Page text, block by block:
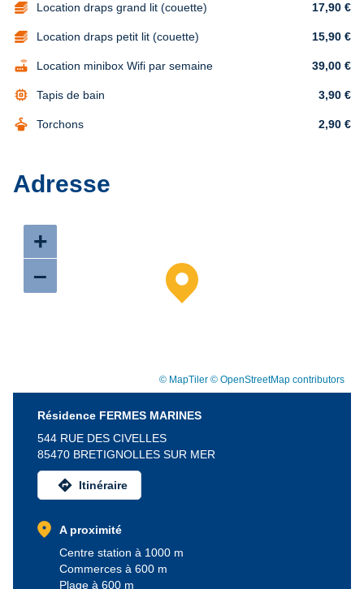
Location draps grand lit (couette) 17,90 €
Location draps petit lit (couette) 15,90 €
router Location minibox Wifi par semaine 39,00 €
memory Tapis de bain 3,90 €
dry_cleaning Torchons 2,90 €
Adresse
+
–
© MapTiler © OpenStreetMap contributors
Résidence FERMES MARINES
544 RUE DES CIVELLES
85470 BRETIGNOLLES SUR MER
directions Itinéraire
location_on
A proximité
Centre station à 1000 m
Commerces à 600 m
Plage à 600 m